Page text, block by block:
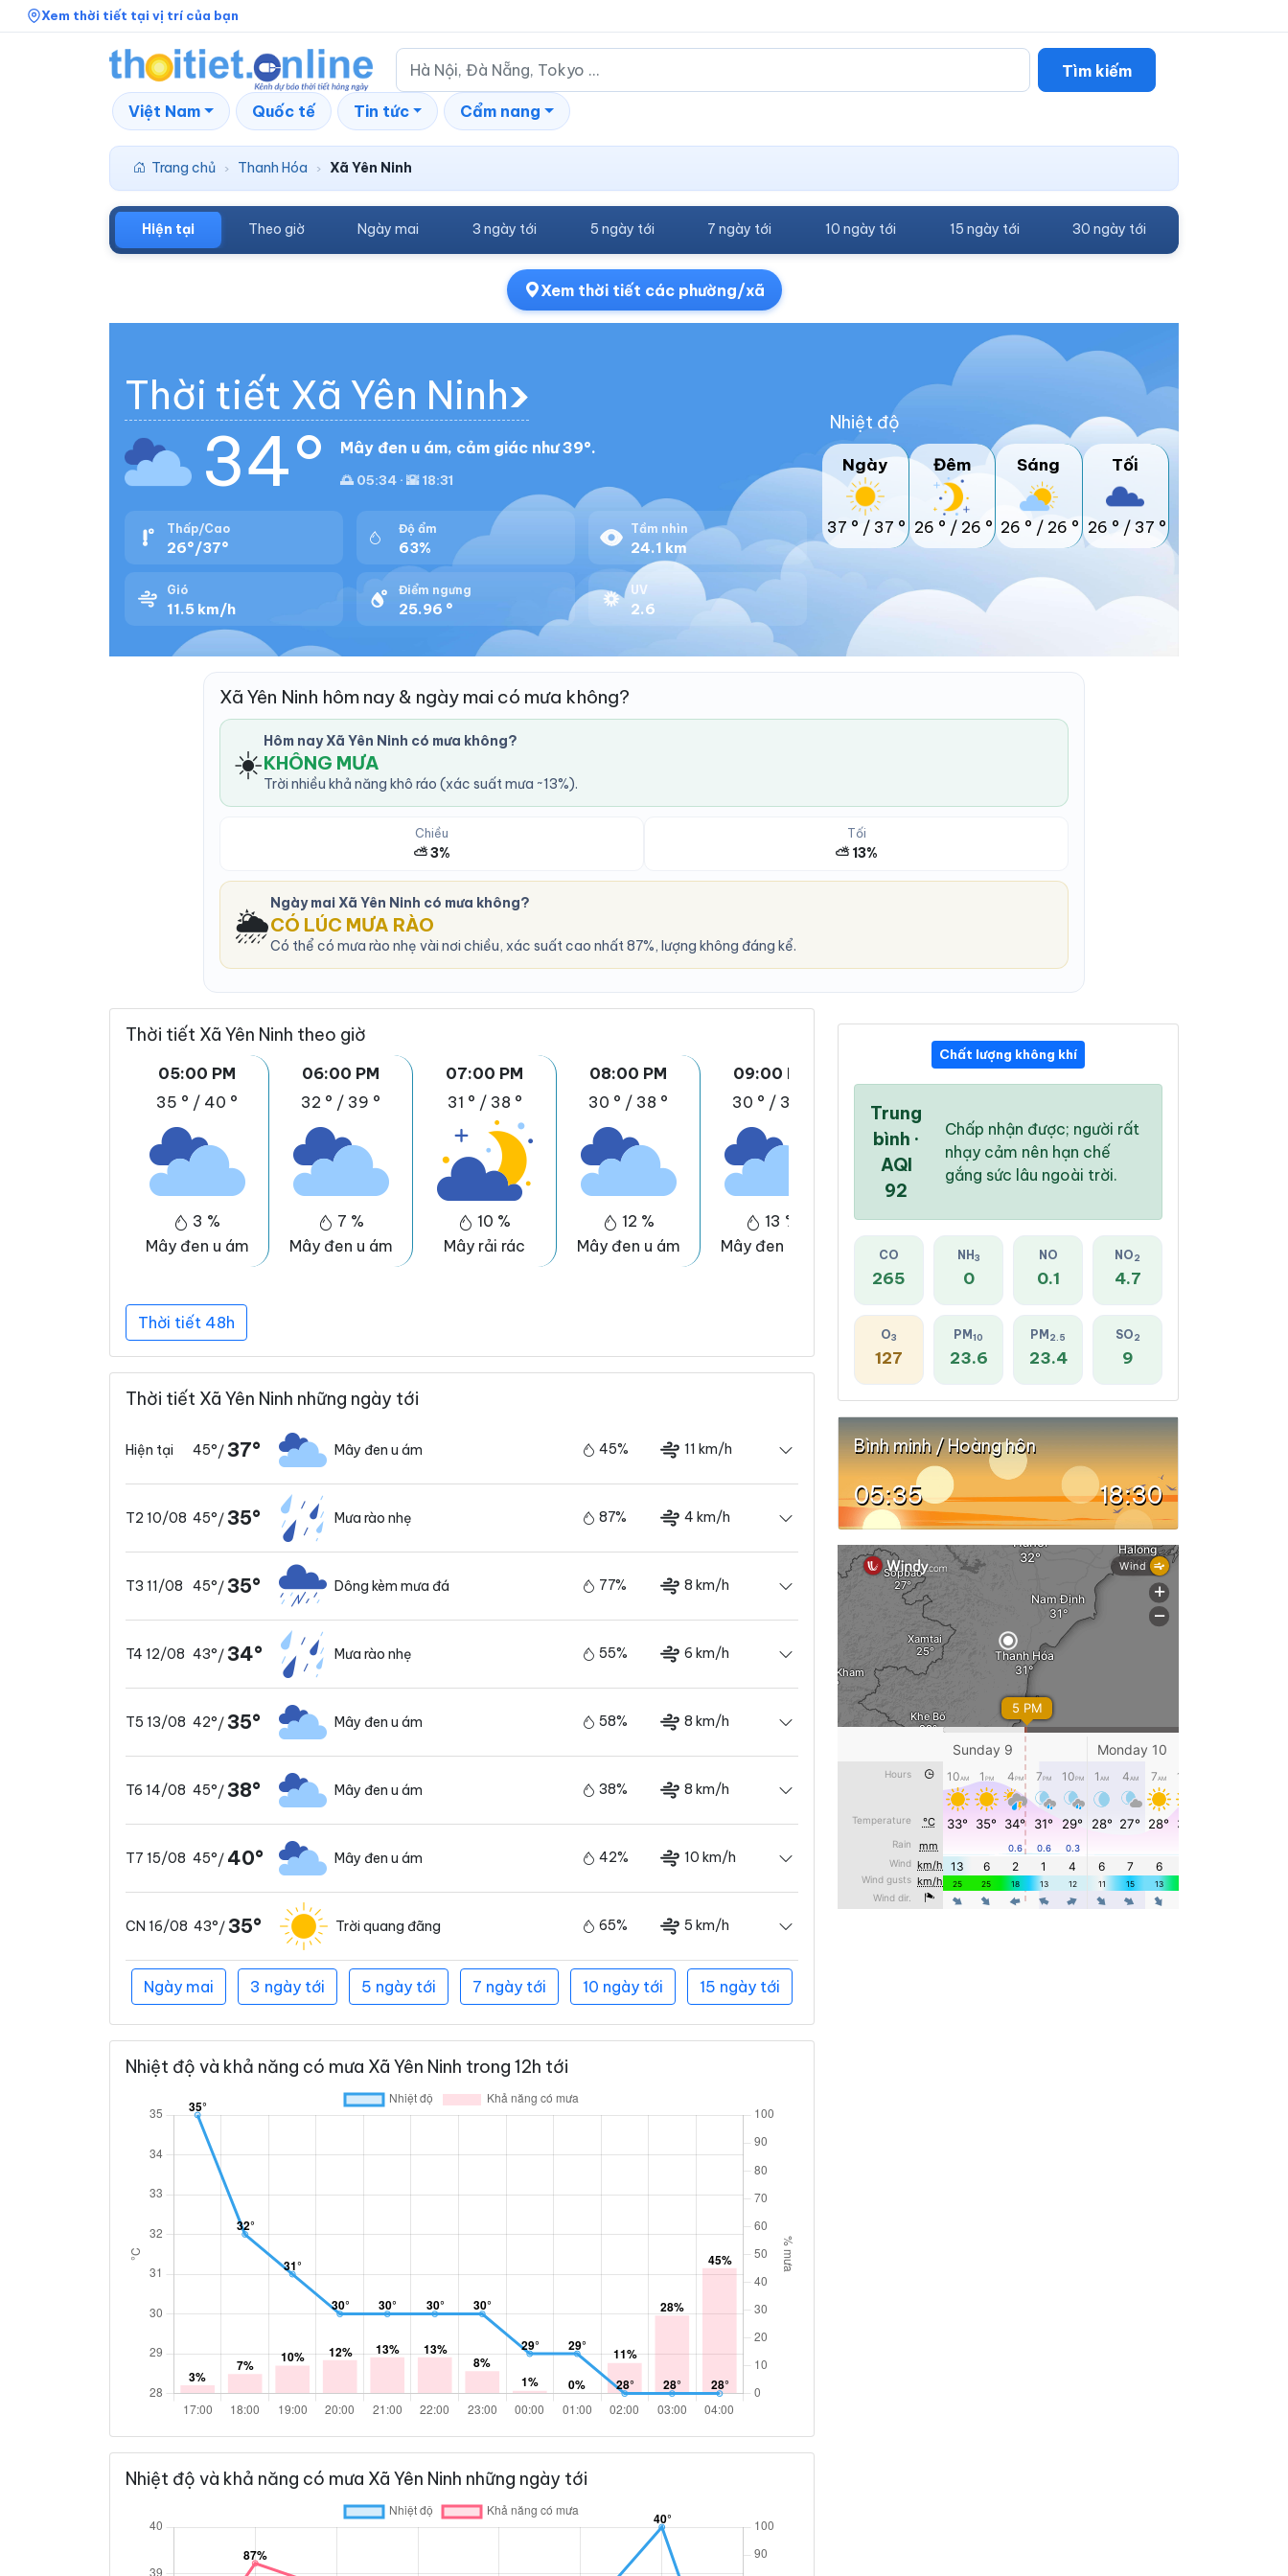
Xem thời tiết tại vị trí của bạn
Tìm kiếm
Việt Nam Quốc tế Tin tức Cẩm nang
Trang chủ › Thanh Hóa › Xã Yên Ninh
Hiện tại Theo giờ Ngày mai 3 ngày tới 5 ngày tới 7 ngày tới 10 ngày tới 15 ngày tới 30 ngày tới
Xem thời tiết các phường/xã
Thời tiết Xã Yên Ninh
34° Mây đen u ám, cảm giác như 39°.
🌅 05:34 · 🌇 18:31
Thấp/Cao
26°/37°
Độ ẩm
63%
Tầm nhìn
24.1 km
Gió
11.5 km/h
Điểm ngưng
25.96 °
UV
2.6
Nhiệt độ
Ngày
37 ° / 37 °
Đêm
26 ° / 26 °
Sáng
26 ° / 26 °
Tối
26 ° / 37 °
Xã Yên Ninh hôm nay & ngày mai có mưa không?
☀️
Hôm nay Xã Yên Ninh có mưa không?
KHÔNG MƯA
Trời nhiều khả năng khô ráo (xác suất mưa ~13%).
Chiều
⛅ 3%
Tối
⛅ 13%
🌦️
Ngày mai Xã Yên Ninh có mưa không?
CÓ LÚC MƯA RÀO
Có thể có mưa rào nhẹ vài nơi chiều, xác suất cao nhất 87%, lượng không đáng kể.
Thời tiết Xã Yên Ninh theo giờ
05:00 PM
35 ° / 40 °
3 %
Mây đen u ám
06:00 PM
32 ° / 39 °
7 %
Mây đen u ám
07:00 PM
31 ° / 38 °
10 %
Mây rải rác
08:00 PM
30 ° / 38 °
12 %
Mây đen u ám
09:00 PM
30 ° / 38 °
13 %
Mây đen u ám
10:00 PM
30 °
13 %
Mây đen u ám
11:00 PM
8 %
Mây đen u ám
Thời tiết 48h
Thời tiết Xã Yên Ninh những ngày tới
Hiện tại 45°/37° Mây đen u ám 45% 11 km/h
T2 10/08 45°/35° Mưa rào nhẹ 87% 4 km/h
T3 11/08 45°/35° Dông kèm mưa đá 77% 8 km/h
T4 12/08 43°/34° Mưa rào nhẹ 55% 6 km/h
T5 13/08 42°/35° Mây đen u ám 58% 8 km/h
T6 14/08 45°/38° Mây đen u ám 38% 8 km/h
T7 15/08 45°/ 40° Mây đen u ám 42% 10 km/h
CN 16/08 43°/35° Trời quang đãng 65% 5 km/h
Ngày mai 3 ngày tới 5 ngày tới 7 ngày tới 10 ngày tới 15 ngày tới
Nhiệt độ và khả năng có mưa Xã Yên Ninh trong 12h tới
Nhiệt độ và khả năng có mưa Xã Yên Ninh những ngày tới
Chất lượng không khí
Trung
bình ·
AQI
92
Chấp nhận được; người rất
nhạy cảm nên hạn chế
gắng sức lâu ngoài trời.
CO
265
NH 3
0
NO
0.1
NO2
4.7
O3
127
PM 10
23.6
PM 2.5
23.4
SO2
9
Bình minh / Hoàng hôn
05:35 18:30